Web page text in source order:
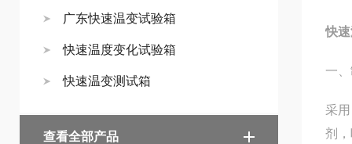
广东快速温变试验箱
快速温度变化试验箱
快速温变测试箱
查看全部产品
快
一
采
剂